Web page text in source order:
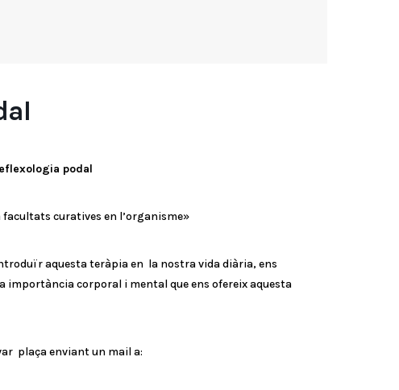
podal
facultats curatives en l’organisme»
aquesta teràpia en la nostra vida diària, ens
importància corporal i mental que ens ofereix aquesta
plaça enviant un mail a: